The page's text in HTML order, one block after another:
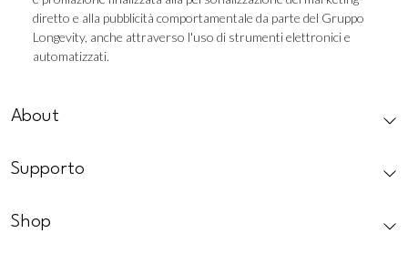
diretto e alla pubblicità comportamentale da parte del Gruppo
Longevity, anche attraverso l'uso di strumenti elettronici e
automatizzati.
About
Supporto
Shop